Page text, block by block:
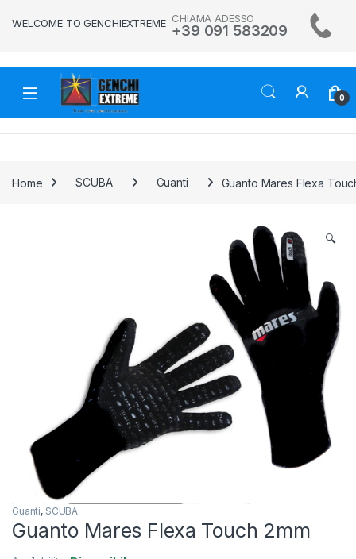
WELCOME TO GENCHIEXTREME CHIAMA ADESSO
+39 091 583209
0
Home SCUBA Guanti Guanto Mares Flexa
🔍
Guanti, SCUBA
Guanto Mares Flexa Touch 2mm